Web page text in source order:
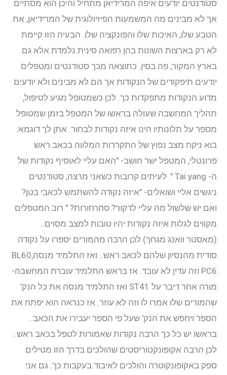
סטודנטים יודעים איפה המרידיאן מתחיל והיכן הוא מסתיים
אך לא מבינים מה המשמעות הפיזיולוגית של המרידיאן, את
הטבע שלו, האיכות שלו והפונקציה שלו. הבעיה הזו קיימת
לא רק בארצות השונות בהן רפואה סינית נלמדת אלא גם
בארץ המקור, פה בסין. כתוצאה מכך סטודנטים ומטפלים
יודעים תיפקודים של הנקודות אך הם לא מבינים ולא יודעים
מדוע הנקודות מתפקדות כך. לכן כשמטופל מגיע לטיפול,
תהליך המחשבה שעולה בראשו של המטפל בזמן שמטופל
מספר על תלונותיו הינו איזה נקודות לבחור. אתן לך דוגמא.
בוא ניקח מצב נפוץ של התקררות המלווה בכאב ראש
פרונטלי, המטפל ישר חושב- "האם עליי לאוסיף נקודות של
ה- Tai yang ". לעיתים קרובות כשאני מרצה, סטודנטים
ניגשים אליי ושואלים- "איזה נקודה להשתמש לכאבי בטן?
ואם יש שלשול מה עליי לדקור? סחרחורות? " רוב המטפלים
מקווים לגלות איזה נקודות יהיו טובות למצב מסוים..
(מאסטר וואנג מגחך) לכן הרבה מהמורים יספרו על נקודה
סודית מהנסיון שלהם לכאב ראש.. ואז התלמיד מנסהBL60,
PC6 וזה עדין לא עובד. אז בראש התלמיד עוברת המחשבה-
מורה אחר דיבר על ST41 ואז התלמיד מנסה את כל הנק'
שהמורים שלו אמרו לו וזה לא עוזר. אז כנראה הוא יפתח את
הספר ויחפש את הנק' שעל פי הספר יעבירו את הכאב..
בראשו יש כל כך הרבה נקודות שאמורות לטפל בכאב ראש..
לכן הרבה אקופונקטוריסטים שהולכים בדרך הזו מטילים
ספק באקופונקוטרה והולכים לאיבוד בעקבות כך. גם אני